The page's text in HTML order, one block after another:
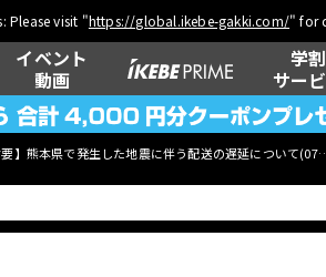
Please visit "https://global.ikebe-gakki.com/" for
イベント
動画
学割
サー
要】熊本県で発生した地震に伴う配送の遅延について(07月29日